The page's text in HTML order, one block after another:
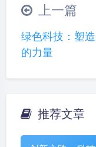
夜间模式
∠( ᐛ 」∠)＿
୧(๑•̀⌄•́๑)૭
(´இ皿இ｀)
Σ(っ °Д °;)っ
上一篇
绿色科技：塑
的力量
推荐文章